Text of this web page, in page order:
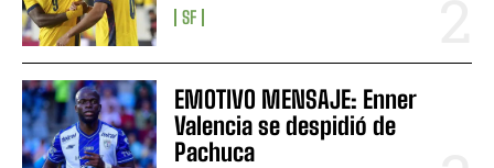
SF
EMOTIVO MENSAJE: Enner
Valencia se despidió de
Pachuca